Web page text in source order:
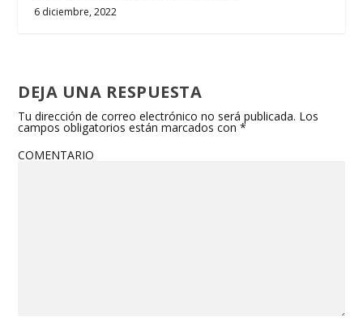
6 diciembre, 2022
DEJA UNA RESPUESTA
Tu dirección de correo electrónico no será publicada. Los
campos obligatorios están marcados con*
COMENTARIO